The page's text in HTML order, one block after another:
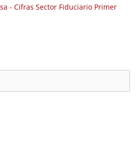
- Cifras Sector Fiduciario Primer